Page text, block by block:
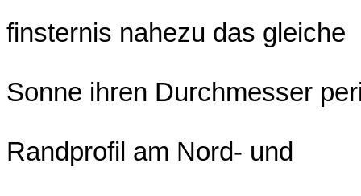
finsternis nahezu das gleiche
Sonne ihren Durchmesser
Randprofil am Nord- und